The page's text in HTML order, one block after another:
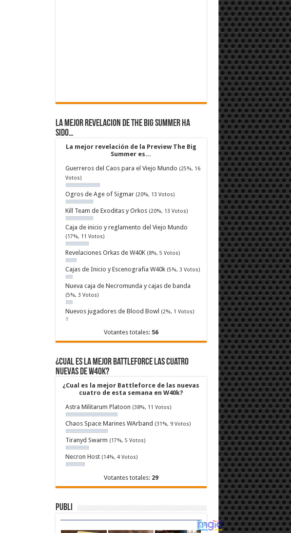
La mejor revelacion de The Big Summer ha
sido…
La mejor revelación de la Preview The Big
Summer es...
Guerreros del Caos para el Viejo Mundo (25%, 16
Votos)
Ogros de Age of Sigmar (20%, 13 Votos)
Kill Team de Exoditas y Orkos (20%, 13 Votos)
Caja de inicio y reglamento del Viejo Mundo
(17%, 11 Votos)
Revelaciones Orkas de W40K (8%, 5 Votos)
Cajas de Inicio y Escenografia W40k (5%, 3 Votos)
Nueva caja de Necromunda y cajas de banda
(5%, 3 Votos)
Nuevos jugadores de Blood Bowl (2%, 1 Votos)
Votantes totales: 56
¿Cual es la mejor Battleforce las cuatro
nuevas de W40k?
¿Cual es la mejor Battleforce de las nuevas
cuatro de esta semana en W40k?
Astra Militarum Platoon (38%, 11 Votos)
Chaos Space Marines WArband (31%, 9 Votos)
Tiranyd Swarm (17%, 5 Votos)
Necron Host (14%, 4 Votos)
Votantes totales: 29
Publi